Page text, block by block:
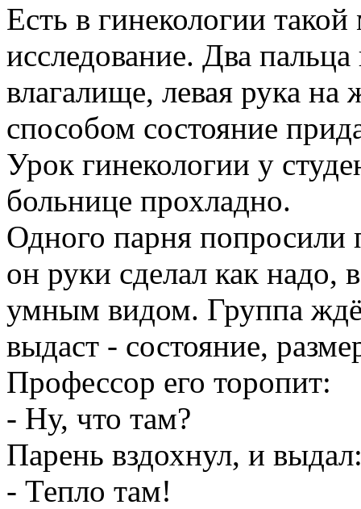
Есть в гинекологии
исследование. Два
влагалище, левая рука
способом состояние
Урок гинекологии у
больнице прохладно.
Одного парня попросили
он руки сделал как надо,
умным видом. Группа
выдаст - состояние,
Профессор его торопит:
- Ну, что там?
Парень вздохнул, и
- Тепло там!